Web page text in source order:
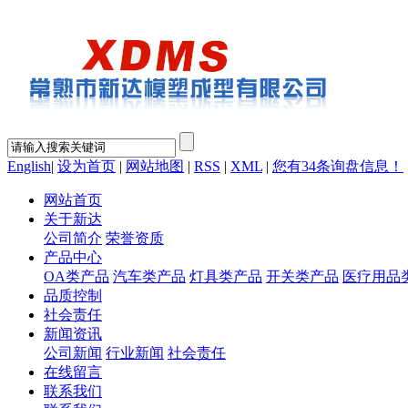
English| 设为首页 | 网站地图 | RSS | XML | 您有34条询盘信息！
网站首页
关于新达
公司简介 荣誉资质
产品中心
OA类产品 汽车类产品 灯具类产品 开关类产品 医疗用品
品质控制
社会责任
新闻资讯
公司新闻 行业新闻 社会责任
在线留言
联系我们